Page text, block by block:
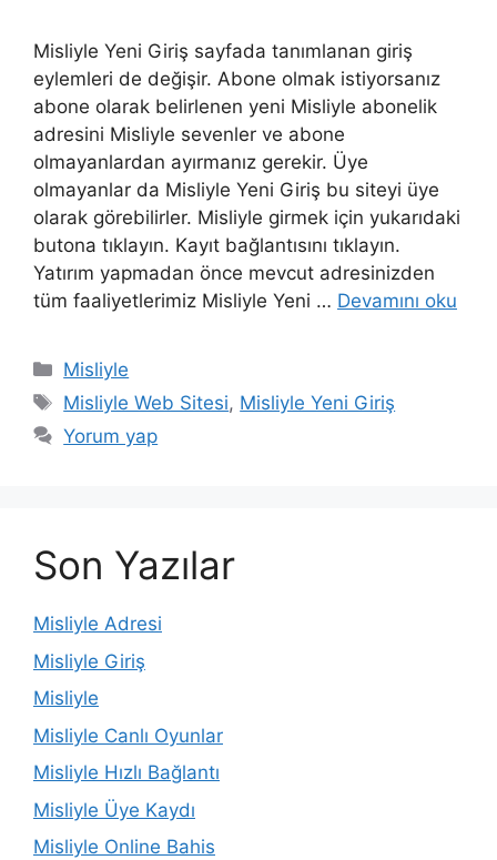
Misliyle Yeni Giriş sayfada tanımlanan giriş
eylemleri de değişir. Abone olmak istiyorsanız
abone olarak belirlenen yeni Misliyle abonelik
adresini Misliyle sevenler ve abone
olmayanlardan ayırmanız gerekir. Üye
olmayanlar da Misliyle Yeni Giriş bu siteyi üye
olarak görebilirler. Misliyle girmek için yukarıdaki
butona tıklayın. Kayıt bağlantısını tıklayın.
Yatırım yapmadan önce mevcut adresinizden
tüm faaliyetlerimiz Misliyle Yeni … Devamını oku
Kategoriler
Misliyle
Etiketler
Misliyle Web Sitesi, Misliyle Yeni Giriş
Yorum yap
Son Yazılar
Misliyle Adresi
Misliyle Giriş
Misliyle
Misliyle Canlı Oyunlar
Misliyle Hızlı Bağlantı
Misliyle Üye Kaydı
Misliyle Online Bahis